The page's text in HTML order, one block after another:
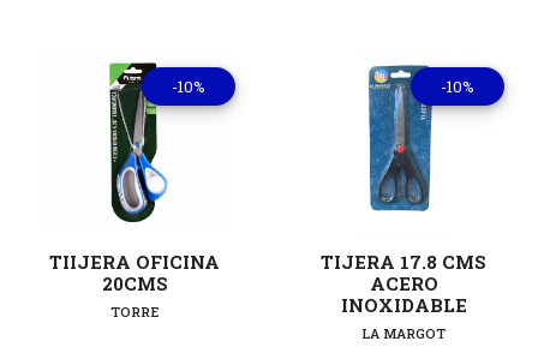
-10%
TIIJERA OFICINA
20CMS
TORRE
-10%
TIJERA 17.8 CMS
ACERO
INOXIDABLE
LA MARGOT